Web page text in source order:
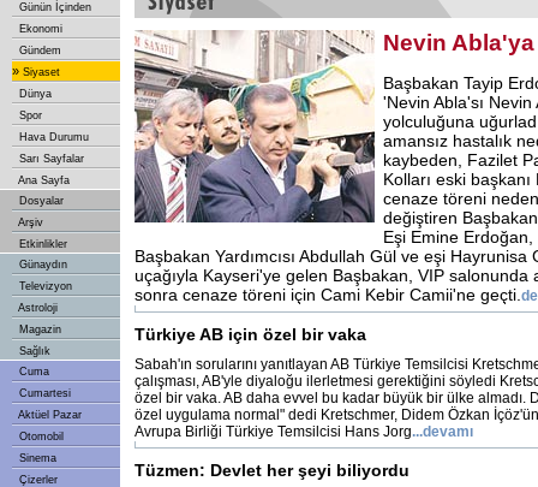
Günün İçinden
Ekonomi
Gündem
» Siyaset
Dünya
Spor
Hava Durumu
Sarı Sayfalar
Ana Sayfa
Dosyalar
Arşiv
Etkinlikler
Günaydın
Televizyon
Astroloji
Magazin
Sağlık
Cuma
Cumartesi
Aktüel Pazar
Otomobil
Sinema
Çizerler
Nevin
Başbakan Tayip
'Nevin Abla'sı
yolculuğuna
amansız hastalık
kaybeden, Fazilet
Kolları eski
cenaze töreni
değiştiren
Eşi Emine Erdoğan,
Başbakan Yardımcısı Abdullah Gül ve eşi Hayrunisa
uçağıyla Kayseri'ye gelen Başbakan, VIP salonunda
sonra cenaze töreni için Cami Kebir Camii'ne geçti.
Türkiye AB için özel bir vaka
Sabah'ın sorularını yanıtlayan AB Türkiye Temsilcisi
çalışması, AB'yle diyaloğu ilerletmesi gerektiğini söyledi
özel bir vaka. AB daha evvel bu kadar büyük bir ülke almadı.
özel uygulama normal" dedi Kretschmer, Didem Özkan İçöz'ün
Avrupa Birliği Türkiye Temsilcisi Hans Jorg...devamı
Tüzmen: Devlet her şeyi biliyordu